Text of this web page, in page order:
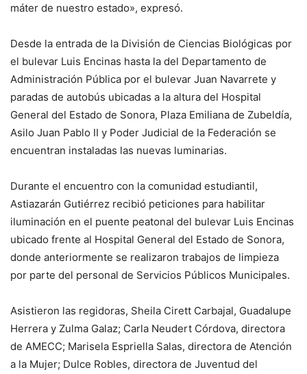
máter de nuestro estado», expresó.
Desde la entrada de la División de Ciencias Biológicas por
el bulevar Luis Encinas hasta la del Departamento de
Administración Pública por el bulevar Juan Navarrete y
paradas de autobús ubicadas a la altura del Hospital
General del Estado de Sonora, Plaza Emiliana de Zubeldía,
Asilo Juan Pablo II y Poder Judicial de la Federación se
encuentran instaladas las nuevas luminarias.
Durante el encuentro con la comunidad estudiantil,
Astiazarán Gutiérrez recibió peticiones para habilitar
iluminación en el puente peatonal del bulevar Luis Encinas
ubicado frente al Hospital General del Estado de Sonora,
donde anteriormente se realizaron trabajos de limpieza
por parte del personal de Servicios Públicos Municipales.
Asistieron las regidoras, Sheila Cirett Carbajal, Guadalupe
Herrera y Zulma Galaz; Carla Neudert Córdova, directora
de AMECC; Marisela Espriella Salas, directora de Atención
a la Mujer; Dulce Robles, directora de Juventud del